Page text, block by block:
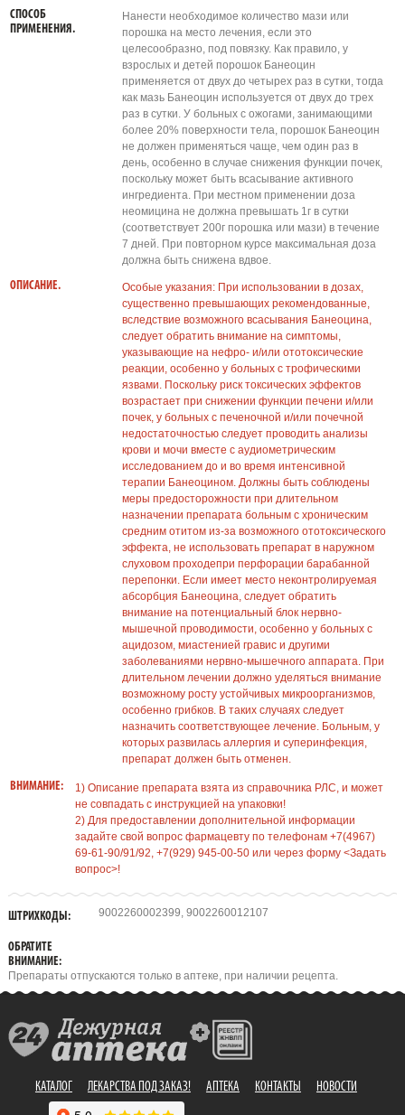
СПОСОБ
ПРИМЕНЕНИЯ.
Нанести необходимое количество мази или
порошка на место лечения, если это
целесообразно, под повязку. Как правило, у
взрослых и детей порошок Банеоцин
применяется от двух до четырех раз в сутки, тогда
как мазь Банеоцин используется от двух до трех
раз в сутки. У больных с ожогами, занимающими
более 20% поверхности тела, порошок Банеоцин
не должен применяться чаще, чем один раз в
день, особенно в случае снижения функции почек,
поскольку может быть всасывание активного
ингредиента. При местном применении доза
неомицина не должна превышать 1г в сутки
(соответствует 200г порошка или мази) в течение
7 дней. При повторном курсе максимальная доза
должна быть снижена вдвое.
ОПИСАНИЕ.
Особые указания: При использовании в дозах,
существенно превышающих рекомендованные,
вследствие возможного всасывания Банеоцина,
следует обратить внимание на симптомы,
указывающие на нефро- и/или ототоксические
реакции, особенно у больных с трофическими
язвами. Поскольку риск токсических эффектов
возрастает при снижении функции печени и/или
почек, у больных с печеночной и/или почечной
недостаточностью следует проводить анализы
крови и мочи вместе с аудиометрическим
исследованием до и во время интенсивной
терапии Банеоцином. Должны быть соблюдены
меры предосторожности при длительном
назначении препарата больным с хроническим
средним отитом из-за возможного ототоксического
эффекта, не использовать препарат в наружном
слуховом проходепри перфорации барабанной
перепонки. Если имеет место неконтролируемая
абсорбция Банеоцина, следует обратить
внимание на потенциальный блок нервно-
мышечной проводимости, особенно у больных с
ацидозом, миастенией гравис и другими
заболеваниями нервно-мышечного аппарата. При
длительном лечении должно уделяться внимание
возможному росту устойчивых микроорганизмов,
особенно грибков. В таких случаях следует
назначить соответствующее лечение. Больным, у
которых развилась аллергия и суперинфекция,
препарат должен быть отменен.
ВНИМАНИЕ:
1) Описание препарата взята из справочника РЛС, и может
не совпадать с инструкцией на упаковки!
2) Для предоставлении дополнительной информации
задайте свой вопрос фармацевту по телефонам +7(4967)
69-61-90/91/92, +7(929) 945-00-50 или через форму <Задать
вопрос>!
ШТРИХКОДЫ: 9002260002399, 9002260012107
ОБРАТИТЕ
ВНИМАНИЕ:
Препараты отпускаются только в аптеке, при наличии рецепта.
КАТАЛОГ ЛЕКАРСТВА ПОД ЗАКАЗ! АПТЕКА КОНТАКТЫ НОВОСТИ